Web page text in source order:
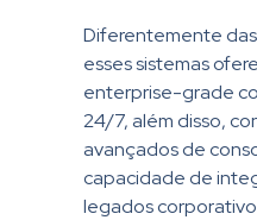
Diferentemente
esses sistemas
enterprise-grade
24/7, além disso,
avançados de
capacidade de
legados